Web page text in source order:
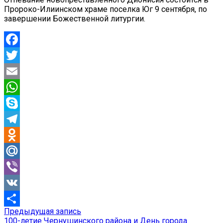
Пророко-Илиинском храме поселка Юг 9 сентября, по
завершении Божественной литургии.
Facebook
Twitter
Email
WhatsApp
Skype
Telegram
Odnoklassniki
Mail.Ru
Viber
VK
Отправить
Навигация
Предыдущая запись
запись:
100-летие Чернушинского района и День города